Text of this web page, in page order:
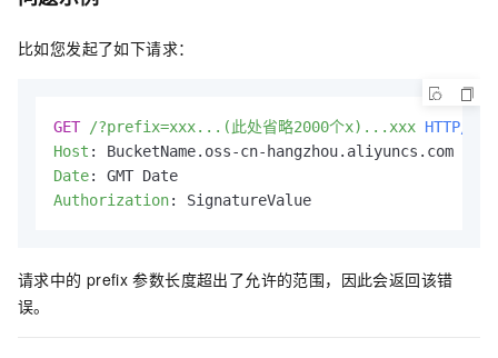
比如您发起了如下请求：
GET /?prefix=xxx...(此处省略2000个x)...xxx HTTP/1.1
Host :
Date:
Authorization: SignatureValue
请求中的 prefix 参数长度超出了允许的范围，因此会返回该错
误。